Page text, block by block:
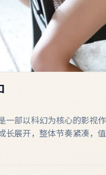
一部以科幻为核心的影视
长展开，整体节奏紧凑，值